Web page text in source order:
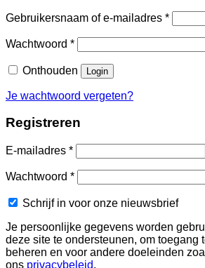
Gebruikersnaam of e-mailadres *Vereist
Wachtwoord *Vereist
Onthouden Login
Je wachtwoord vergeten?
Registreren
E-mailadres *Vereist
Wachtwoord *Vereist
Schrijf in voor onze nieuwsbrief
Je persoonlijke gegevens worden
deze site te ondersteunen, om toegang
beheren en voor andere doeleinden
ons privacybeleid.